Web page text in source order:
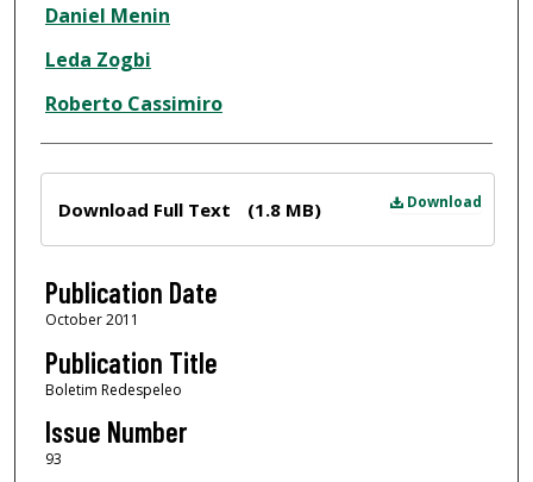
Author
Daniel Menin
Leda Zogbi
Roberto Cassimiro
Download
Download Full Text (1.8 MB)
Publication Date
October 2011
Publication Title
Boletim Redespeleo
Issue Number
93